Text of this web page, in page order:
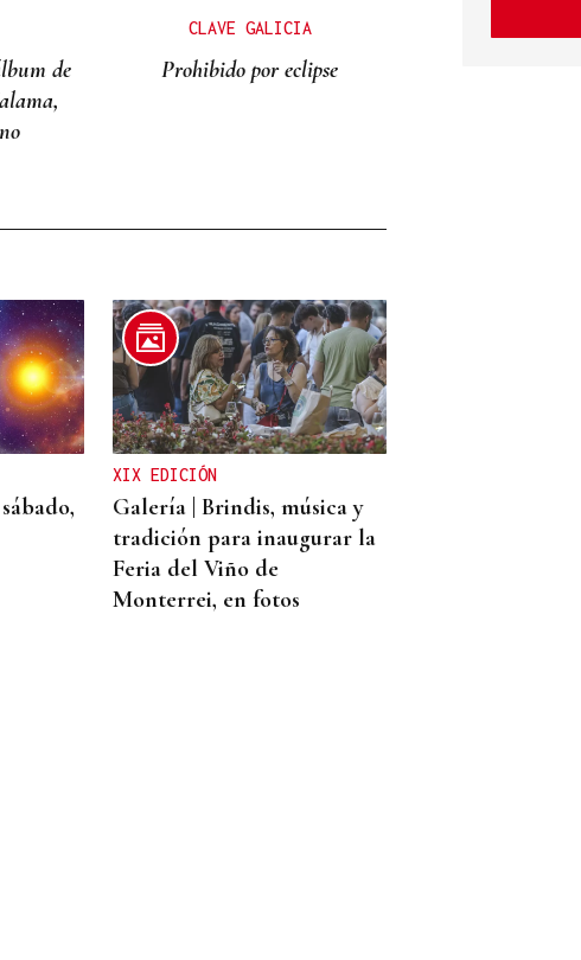
de
CLAVE GALICIA
Prohibido por eclipse
XIX EDICIÓN
Galería | Brindis, música y
tradición para inaugurar la
Feria del Viño de
Monterrei, en fotos